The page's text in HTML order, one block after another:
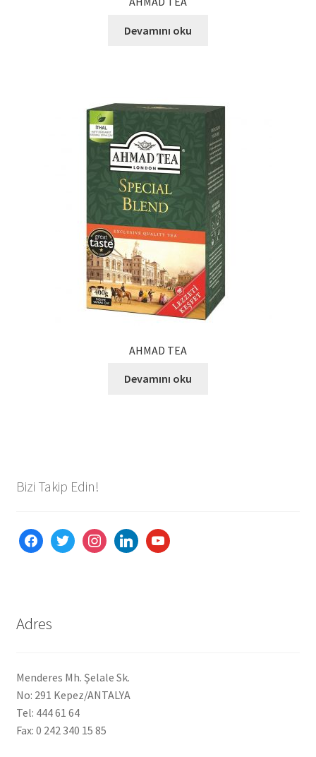
Devamını oku
AHMAD TEA
Devamını oku
Bizi Takip Edin!
facebooktwitter instagramlinkedinyoutube
Adres
Menderes Mh. Şelale Sk.
No: 291 Kepez/ANTALYA
Tel: 444 61 64
Fax: 0 242 340 15 85